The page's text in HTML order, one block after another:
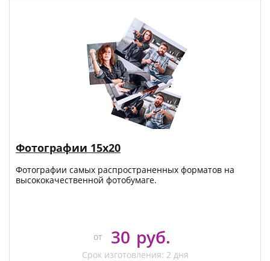
Фотографии 15х20
Фотографии самых распространенных форматов на
высококачественной фотобумаге.
от 30 руб.
Срок изготовления: 2 дня